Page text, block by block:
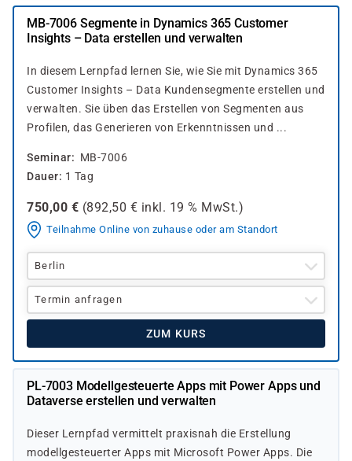
MB-7006 Segmente in Dynamics 365 Customer
Insights – Data erstellen und verwalten
In diesem Lernpfad lernen Sie, wie Sie mit Dynamics 365
Customer Insights – Data Kundensegmente erstellen und
verwalten. Sie üben das Erstellen von Segmenten aus
Profilen, das Generieren von Erkenntnissen und ...
Seminar
MB-7006
Dauer
1 Tag
750,00 € (892,50 € inkl. 19 % MwSt.)
Teilnahme Online von zuhause oder am Standort
Berlin
Termin anfragen
ZUM KURS
PL-7003 Modellgesteuerte Apps mit Power Apps und
Dataverse erstellen und verwalten
Dieser Lernpfad vermittelt praxisnah die Erstellung
modellgesteuerter Apps mit Microsoft Power Apps. Die